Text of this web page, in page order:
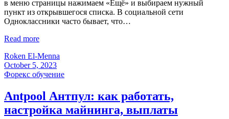
в меню страницы нажимаем «Ещё» и выбираем нужный
пункт из открывшегося списка. В социальной сети
Одноклассники часто бывает, что…
Read more
Roken El-Menna
October 5, 2023
Форекс обучение
Antpool Антпул: как работать,
настройка майнинга, выплаты